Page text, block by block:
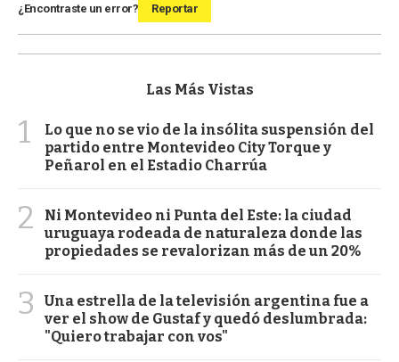
¿Encontraste un error? Reportar
Las Más Vistas
1
Lo que no se vio de la insólita suspensión del
partido entre Montevideo City Torque y
Peñarol en el Estadio Charrúa
2
Ni Montevideo ni Punta del Este: la ciudad
uruguaya rodeada de naturaleza donde las
propiedades se revalorizan más de un 20%
3
Una estrella de la televisión argentina fue a
ver el show de Gustaf y quedó deslumbrada:
"Quiero trabajar con vos"